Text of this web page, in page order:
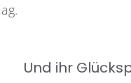
Und ihr